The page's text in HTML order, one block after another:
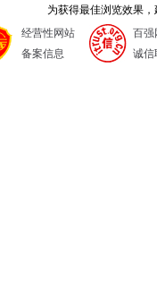
为获得最佳浏览效果
经营性网站
备案信息
百强
诚信